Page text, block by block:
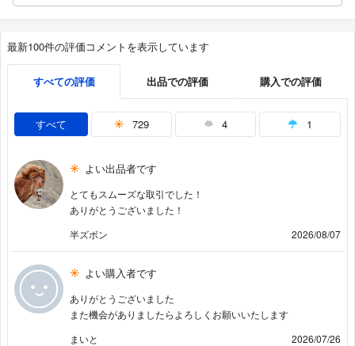
最新100件の評価コメントを表示しています
すべての評価 出品での評価 購入での評価
すべて 729 4 1
よい出品者です
とてもスムーズな取引でした！
ありがとうございました！
半ズボン
2026/08/07
よい購入者です
ありがとうございました
また機会がありましたらよろしくお願いいたします
まいと
2026/07/26